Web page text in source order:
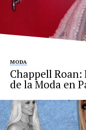
MODA
Chappell Roan:
de la Moda en